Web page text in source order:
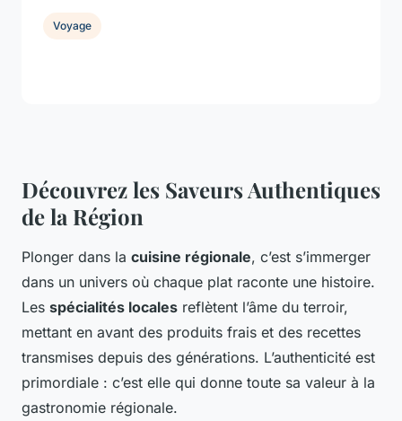
Découvrez les Saveurs Authentiques
de la Région
Plonger dans la cuisine régionale, c’est s’immerger
dans un univers où chaque plat raconte une histoire.
Les spécialités locales reflètent l’âme du terroir,
mettant en avant des produits frais et des recettes
transmises depuis des générations. L’authenticité est
primordiale : c’est elle qui donne toute sa valeur à la
gastronomie régionale.
Voyage